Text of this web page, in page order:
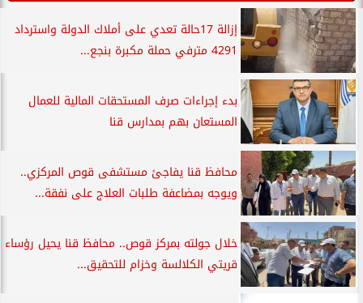
إزالة 17حالة تعدي على أملاك الدولة واسترداد
4291 مترفي حملة مكبرة بنجع...
بدء إجراءات صرف المستحقات المالية للعمال
المستعان بهم بمدارس قنا
محافظ قنا يفاجئ مستشفى قوص المركزي..
ويوجه بمضاعفة طلبات العلاج على نفقة...
خلال جولته بمركز قوص.. محافظ قنا يحيل رؤساء
قريتي الكلالسة وخزام للتحقيق...